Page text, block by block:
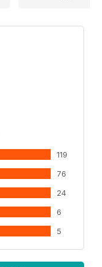
119
76
24
6
5